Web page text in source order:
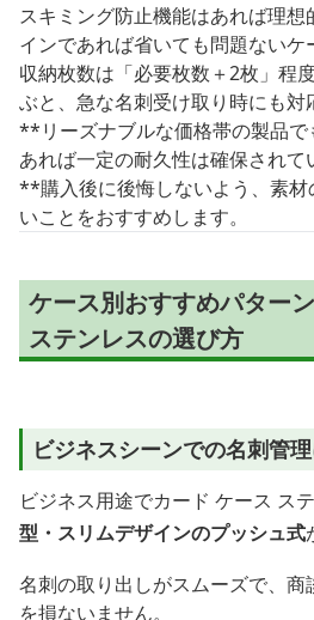
スキミング防止機能はあれば理想
インであれば省いても問題ないケ
収納枚数は「必要枚数＋2枚」程
ぶと、急な名刺受け取り時にも対
**リーズナブルな価格帯の製品
あれば一定の耐久性は確保されて
**購入後に後悔しないよう、素材
いことをおすすめします。
ケース別おすすめパター
ステンレスの選び方
ビジネスシーンでの名刺管
ビジネス用途でカード ケース ス
型・スリムデザインのプッシュ式
名刺の取り出しがスムーズで、
を損ないません。